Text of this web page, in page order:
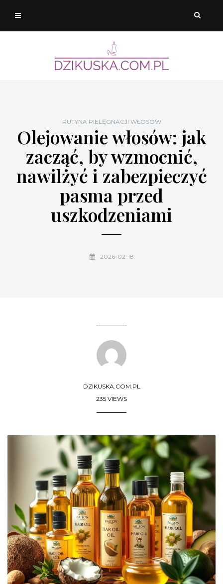
RUTYNA PIELĘGNACJI WŁOSÓW
Olejowanie włosów: jak
zacząć, by wzmocnić,
nawilżyć i zabezpieczyć
pasma przed
uszkodzeniami
2026-02-18
DZIKUSKA.COM.PL
235 VIEWS